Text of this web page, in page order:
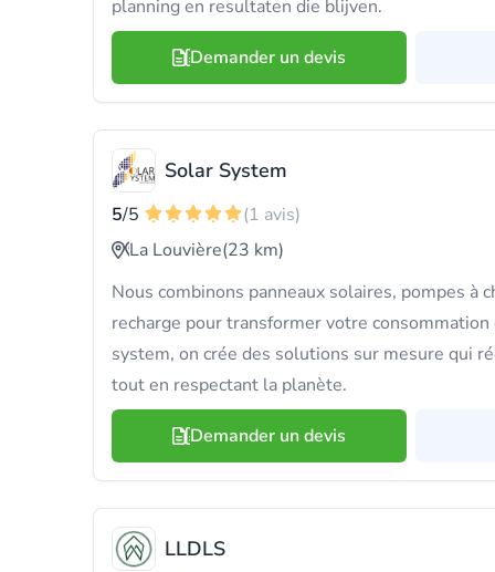
planning en resultaten die blijven.
Demander un devis
Solar System
5/5
(1 avis)
La Louvière(23 km)
Nous combinons panneaux solaires, pompes à
recharge pour transformer votre
system, on crée des solutions sur mesure qui
tout en respectant la planète.
Demander un devis
LLDLS